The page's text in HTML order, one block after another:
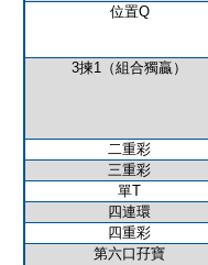
位置Q
3揀1（組合獨贏）
二重彩
三重彩
單T
四連環
四重彩
第六口孖寶